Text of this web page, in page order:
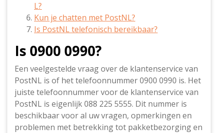
L?
Kun je chatten met PostNL?
Is PostNL telefonisch bereikbaar?
Is 0900 0990?
Een veelgestelde vraag over de klantenservice van
PostNL is of het telefoonnummer 0900 0990 is. Het
juiste telefoonnummer voor de klantenservice van
PostNL is eigenlijk 088 225 5555. Dit nummer is
beschikbaar voor al uw vragen, opmerkingen en
problemen met betrekking tot pakketbezorging en